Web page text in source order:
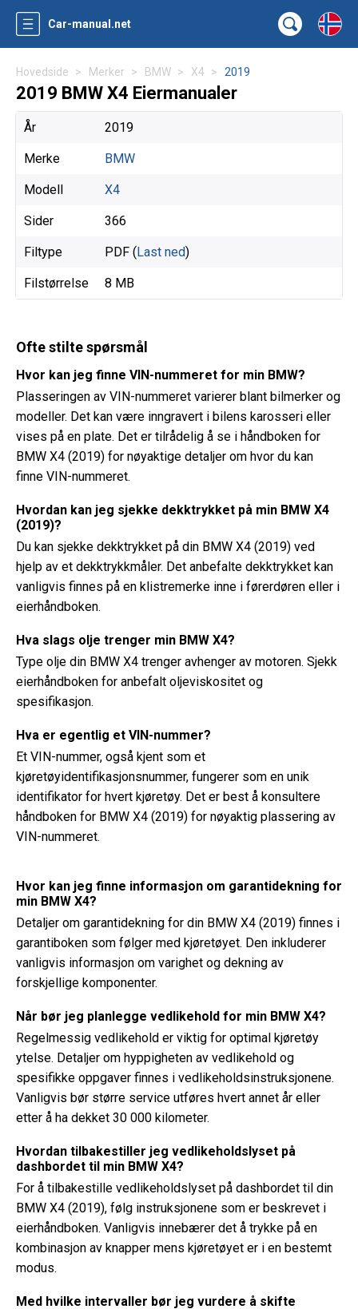
Car-manual.net
Hovedside Merker BMW X4 2019
2019 BMW X4 Eiermanualer
År 2019
Merke BMW
Modell X4
Sider 366
Filtype PDF (Last ned)
Filstørrelse 8 MB
Ofte stilte spørsmål
Hvor kan jeg finne VIN-nummeret for min BMW?
Plasseringen av VIN-nummeret varierer blant bilmerker og
modeller. Det kan være inngravert i bilens karosseri eller
vises på en plate. Det er tilrådelig å se i håndboken for
BMW X4 (2019) for nøyaktige detaljer om hvor du kan
finne VIN-nummeret.
Hvordan kan jeg sjekke dekktrykket på min BMW X4
(2019)?
Du kan sjekke dekktrykket på din BMW X4 (2019) ved
hjelp av et dekktrykkmåler. Det anbefalte dekktrykket kan
vanligvis finnes på en klistremerke inne i førerdøren eller i
eierhåndboken.
Hva slags olje trenger min BMW X4?
Type olje din BMW X4 trenger avhenger av motoren. Sjekk
eierhåndboken for anbefalt oljeviskositet og
spesifikasjon.
Hva er egentlig et VIN-nummer?
Et VIN-nummer, også kjent som et
kjøretøyidentifikasjonsnummer, fungerer som en unik
identifikator for hvert kjøretøy. Det er best å konsultere
håndboken for BMW X4 (2019) for nøyaktig plassering av
VIN-nummeret.
Hvor kan jeg finne informasjon om garantidekning for
min BMW X4?
Detaljer om garantidekning for din BMW X4 (2019) finnes i
garantiboken som følger med kjøretøyet. Den inkluderer
vanligvis informasjon om varighet og dekning av
forskjellige komponenter.
Når bør jeg planlegge vedlikehold for min BMW X4?
Regelmessig vedlikehold er viktig for optimal kjøretøy
ytelse. Detaljer om hyppigheten av vedlikehold og
spesifikke oppgaver finnes i vedlikeholdsinstruksjonene.
Vanligvis bør større service utføres hvert annet år eller
etter å ha dekket 30 000 kilometer.
Hvordan tilbakestiller jeg vedlikeholdslyset på
dashbordet til min BMW X4?
For å tilbakestille vedlikeholdslyset på dashbordet til din
BMW X4 (2019), følg instruksjonene som er beskrevet i
eierhåndboken. Vanligvis innebærer det å trykke på en
kombinasjon av knapper mens kjøretøyet er i en bestemt
modus.
Med hvilke intervaller bør jeg vurdere å skifte